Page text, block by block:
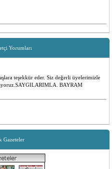
Yorumları
teşekkür eder. Siz değerli üyelerimizle
BAYRAM
olsun. Yenilikler için, emeği geçen
Gazeteler